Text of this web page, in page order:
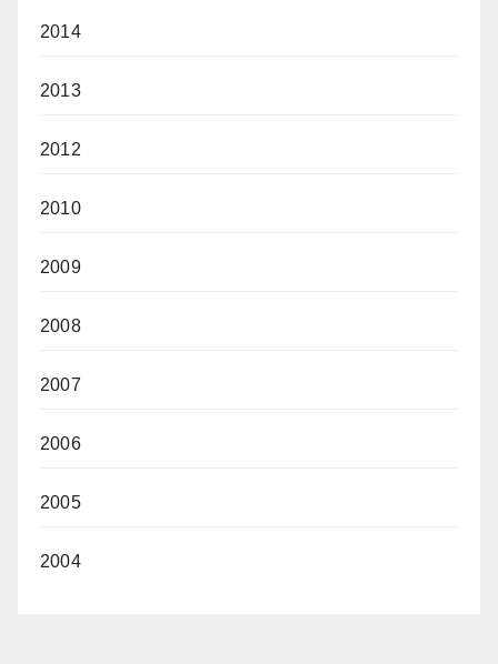
2014
2013
2012
2010
2009
2008
2007
2006
2005
2004